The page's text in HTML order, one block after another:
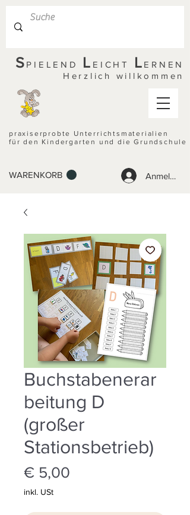
S PIELEND L EICHT L ERNEN
Herzlich willkommen
praxiserprobte Unterrichtsmaterialien
für den Kindergarten und die Grundschule
WARENKORB Anmelden
Buchstabenerar
beitung D
(großer
Stationsbetrieb)
€ 5,00
inkl. USt